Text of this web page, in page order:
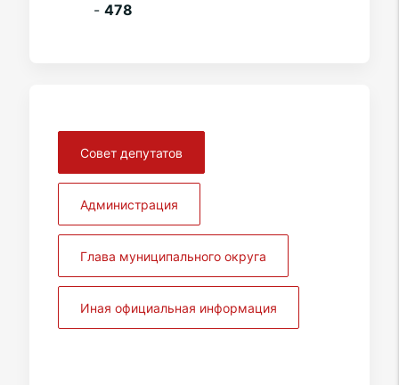
- 478
Совет депутатов
Администрация
Глава муниципального округа
Иная официальная информация